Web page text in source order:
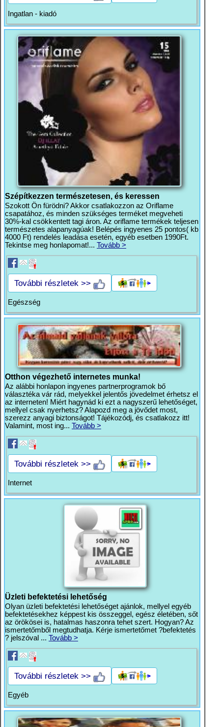
Ingatlan - kiadó
Szépítkezzen természetesen, és keressen
Szokott Ön fürödni? Akkor csatlakozzon az Oriflame
csapatához, és minden szükséges terméket megveheti
30%-kal csökkentett tagi áron. Az oriflame termékek teljesen
természetes alapanyagúak! Belépés ingyenes 25 pontos( kb
4000 Ft) rendelés leadása esetén, egyéb esetben 1990Ft.
Tekintse meg honlapomat!... Tovább >
További részletek >>
Egészség
Otthon végezhető internetes munka!
Az alábbi honlapon ingyenes partnerprogramok bő
választéka vár rád, melyekkel jelentős jövedelmet érhetsz el
az interneten! Miért hagynád ki ezt a nagyszerű lehetőséget,
mellyel csak nyerhetsz? Alapozd meg a jövődet most,
szerezz anyagi biztonságot! Tájékozódj, és csatlakozz itt!
Valamint, most ing... Tovább >
További részletek >>
Internet
Üzleti befektetési lehetőség
Olyan üzleti befektetési lehetőséget ajánlok, mellyel egyéb
befektetésekhez képpest kis összeggel, egész életében, sőt
az örökösei is, hatalmas haszonra tehet szert. Hogyan? Az
ismertetőmből megtudhatja. Kérje ismertetőmet ?befektetés
? jelszóval ... Tovább >
További részletek >>
Egyéb